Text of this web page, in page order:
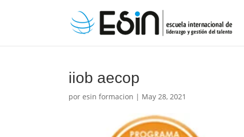
iiob aecop
poresin formacion | May 28, 2021